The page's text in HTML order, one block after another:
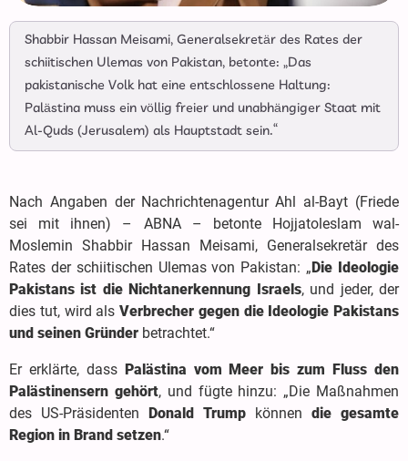
Shabbir Hassan Meisami, Generalsekretär des Rates der
schiitischen Ulemas von Pakistan, betonte: „Das
pakistanische Volk hat eine entschlossene Haltung:
Palästina muss ein völlig freier und unabhängiger Staat mit
Al-Quds (Jerusalem) als Hauptstadt sein.“
Nach Angaben der Nachrichtenagentur Ahl al-Bayt (Friede
sei mit ihnen) – ABNA – betonte Hojjatoleslam wal-
Moslemin Shabbir Hassan Meisami, Generalsekretär des
Rates der schiitischen Ulemas von Pakistan: „Die Ideologie
Pakistans ist die Nichtanerkennung Israels, und jeder, der
dies tut, wird als Verbrecher gegen die Ideologie Pakistans
und seinen Gründer betrachtet.“
Er erklärte, dass Palästina vom Meer bis zum Fluss den
Palästinensern gehört, und fügte hinzu: „Die Maßnahmen
des US-Präsidenten Donald Trump können die gesamte
Region in Brand setzen.“